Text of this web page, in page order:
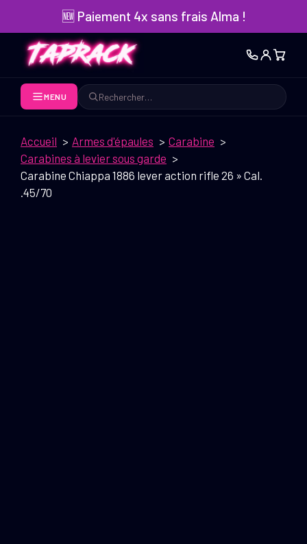
contenu
🆕 Paiement 4x sans frais Alma !
MENU
Rechercher
Accueil Armes d'épaules
Carabine
Carabines à levier sous garde
Carabine Chiappa 1886 lever action rifle 26 » Cal.
.45/70